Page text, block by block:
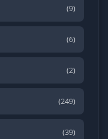
(9)
(6)
(2)
(249)
(39)